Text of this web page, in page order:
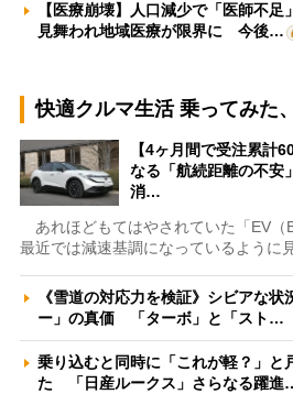
【医療崩壊】人口減少で「医師不
見舞われ地域医療が限界に 今後…
快適クルマ生活 乗ってみた
【4ヶ月間で受注累計
なる「航続距離の不安
消…
あれほどもてはやされていた「EV（
最近では減速基調になっているように
《雪道の対応力を検証》シビアな
ー」の真価 「ターボ」と「スト…
乗り込むと同時に「これが軽？」と
た 「日産ルークス」さらなる躍進